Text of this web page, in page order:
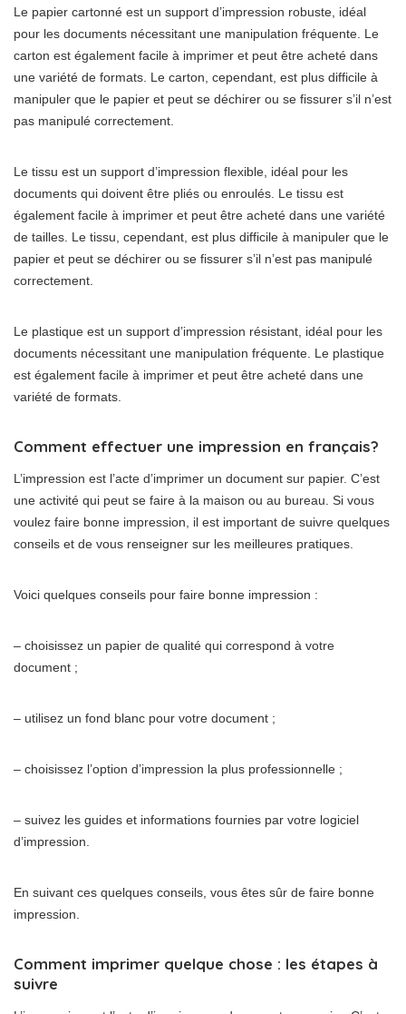
Le papier cartonné est un support d’impression robuste, idéal
pour les documents nécessitant une manipulation fréquente. Le
carton est également facile à imprimer et peut être acheté dans
une variété de formats. Le carton, cependant, est plus difficile à
manipuler que le papier et peut se déchirer ou se fissurer s’il n’est
pas manipulé correctement.
Le tissu est un support d’impression flexible, idéal pour les
documents qui doivent être pliés ou enroulés. Le tissu est
également facile à imprimer et peut être acheté dans une variété
de tailles. Le tissu, cependant, est plus difficile à manipuler que le
papier et peut se déchirer ou se fissurer s’il n’est pas manipulé
correctement.
Le plastique est un support d’impression résistant, idéal pour les
documents nécessitant une manipulation fréquente. Le plastique
est également facile à imprimer et peut être acheté dans une
variété de formats.
Comment effectuer une impression en français?
L’impression est l’acte d’imprimer un document sur papier. C’est
une activité qui peut se faire à la maison ou au bureau. Si vous
voulez faire bonne impression, il est important de suivre quelques
conseils et de vous renseigner sur les meilleures pratiques.
Voici quelques conseils pour faire bonne impression :
– choisissez un papier de qualité qui correspond à votre
document ;
– utilisez un fond blanc pour votre document ;
– choisissez l’option d’impression la plus professionnelle ;
– suivez les guides et informations fournies par votre logiciel
d’impression.
En suivant ces quelques conseils, vous êtes sûr de faire bonne
impression.
Comment imprimer quelque chose : les étapes à
suivre